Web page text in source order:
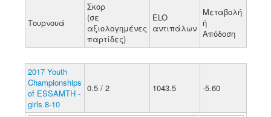
Τουρνουά
Σκορ
(σε
αξιολογημένες
παρτίδες)
ELO
αντιπάλων
Μεταβολή
ή
Απόδοση
2017 Youth
Championships
of ESSAMTH -
girls 8-10
0.5 / 2 1043.5 -5.60